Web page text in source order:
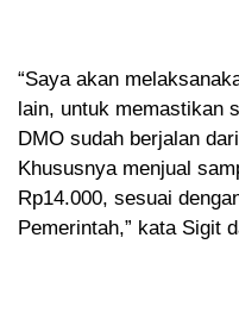
“Saya akan
lain, untuk memastikan
DMO sudah berjalan
Khususnya menjual
Rp14.000, sesuai
Pemerintah,” kata Sigit